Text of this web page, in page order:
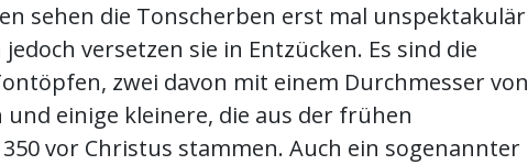
sehen die Tonscherben erst mal unspektakulär
versetzen sie in Entzücken. Es sind die
zwei davon mit einem Durchmesser von
einige kleinere, die aus der frühen
vor Christus stammen. Auch ein sogenannter